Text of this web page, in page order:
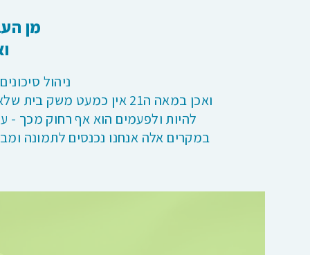
מן
ניהול
ואכן במאה ה21 אין כמעט
להיות ולפעמים הוא אף רחוק מכך -
במקרים אלה אנחנו נכנסים לתמונה